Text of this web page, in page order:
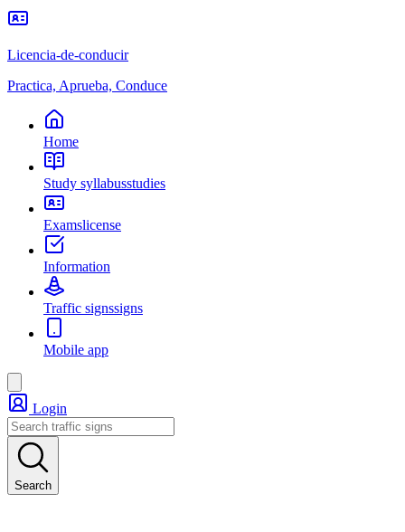
Licencia-de-conducir
Practica, Aprueba, Conduce
Home
Study syllabusstudies
Examslicense
Information
Traffic signssigns
Mobile app
Login
Search